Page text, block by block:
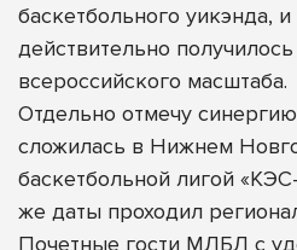
баскетбольного уикэнда, и
действительно
всероссийского масштаба.
Отдельно отмечу
сложилась в Нижнем
баскетбольной лигой
же даты проходил
Почетные гости МЛБЛ с